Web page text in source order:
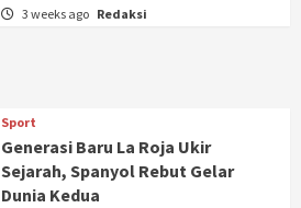
3 weeks ago Redaksi
Sport
Generasi Baru La Roja Ukir
Sejarah, Spanyol Rebut Gelar
Dunia Kedua